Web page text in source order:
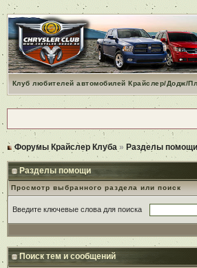
Клуб любителей автомобилей Крайслер/Додж/
Форумы Крайслер Клуба » Разделы
Разделы помощи
Просмотр выбранного раздела или поиск
Введите ключевые слова для поиска
Поиск тем и сообщений